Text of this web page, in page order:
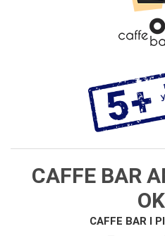
CAFFE BAR
CAFFE BAR I